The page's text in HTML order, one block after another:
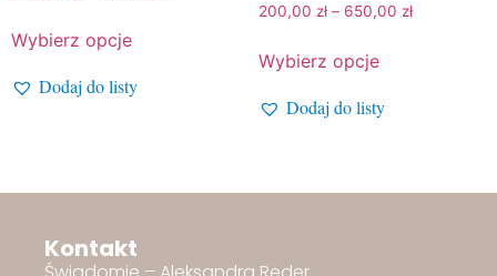
Wybierz opcje
Dodaj do listy
200,00 zł – 650,00 zł
Wybierz opcje
Dodaj do listy
Kontakt